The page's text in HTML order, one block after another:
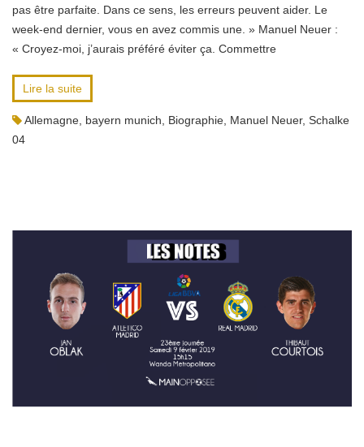
pas être parfaite. Dans ce sens, les erreurs peuvent aider. Le
week-end dernier, vous en avez commis une. » Manuel Neuer :
« Croyez-moi, j’aurais préféré éviter ça. Commettre
Lire la suite
Allemagne bayern munich Biographie Manuel Neuer, Schalke
04